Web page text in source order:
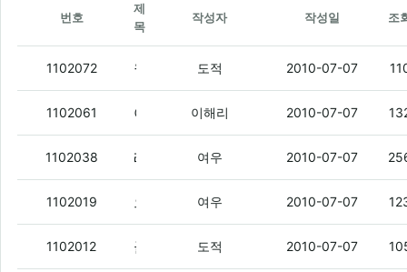
번호
제
목
작성자 작성일 조
1102072 (2)
도적 2010-07-07
1102061 이해리 2010-07-07
1102038 (3)
여우 2010-07-07
1102019 여우 2010-07-07
1102012 도적 2010-07-07